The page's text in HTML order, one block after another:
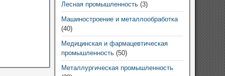
Лесная промышленность(3)
Машиностроение и металлообработка
(40)
Медицинская и фармацевтическая
промышленность(50)
Металлургическая промышленность